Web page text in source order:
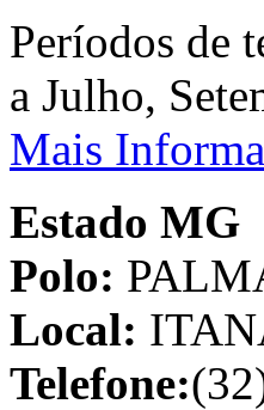
Períodos de
a Julho,
Mais
Estado MG
Polo:
Local:
Telefone: